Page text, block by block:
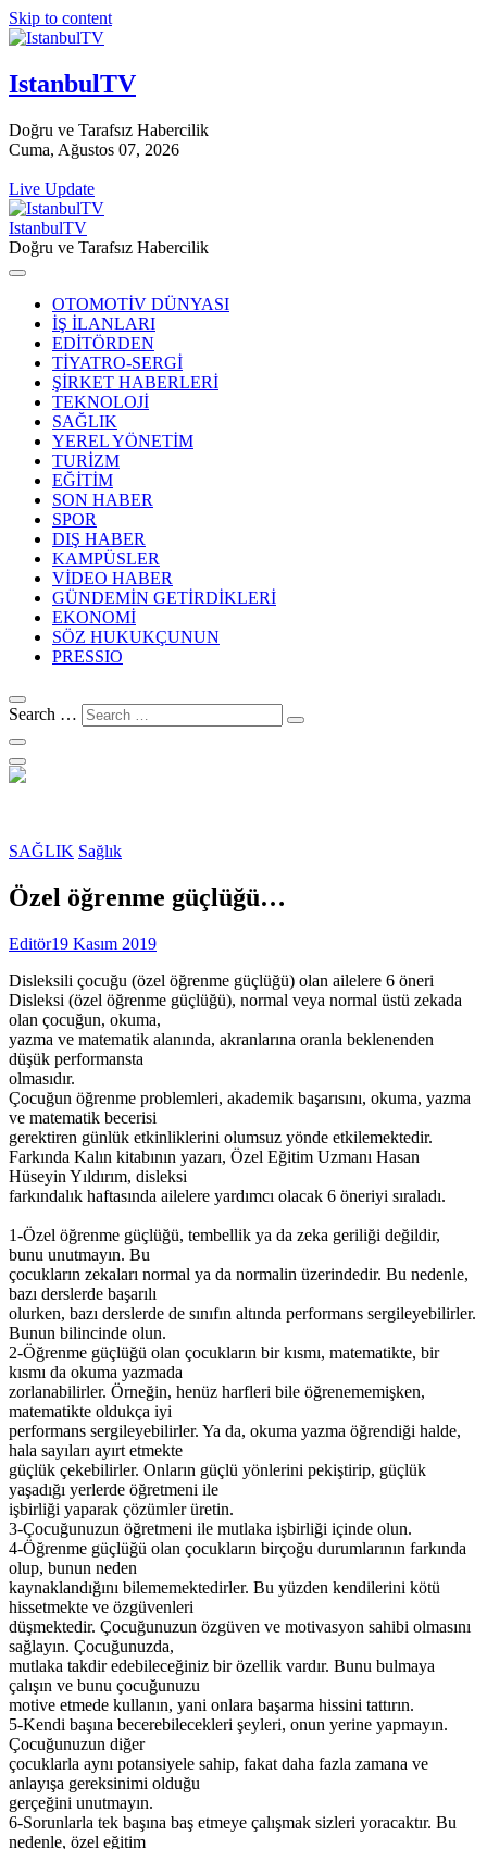
Skip to content
IstanbulTV
Doğru ve Tarafsız Habercilik
Cuma, Ağustos 07, 2026
Live Update
IstanbulTV
Doğru ve Tarafsız Habercilik
OTOMOTİV DÜNYASI
İŞ İLANLARI
EDİTÖRDEN
TİYATRO-SERGİ
ŞİRKET HABERLERİ
TEKNOLOJİ
SAĞLIK
YEREL YÖNETİM
TURİZM
EĞİTİM
SON HABER
SPOR
DIŞ HABER
KAMPÜSLER
VİDEO HABER
GÜNDEMİN GETİRDİKLERİ
EKONOMİ
SÖZ HUKUKÇUNUN
PRESSIO
Search …
SAĞLIK Sağlık
Özel öğrenme güçlüğü…
Editör19 Kasım 2019
Disleksili çocuğu (özel öğrenme güçlüğü) olan ailelere 6 öneri
Disleksi (özel öğrenme güçlüğü), normal veya normal üstü zekada
olan çocuğun, okuma,
yazma ve matematik alanında, akranlarına oranla beklenenden
düşük performansta
olmasıdır.
Çocuğun öğrenme problemleri, akademik başarısını, okuma, yazma
ve matematik becerisi
gerektiren günlük etkinliklerini olumsuz yönde etkilemektedir.
Farkında Kalın kitabının yazarı, Özel Eğitim Uzmanı Hasan
Hüseyin Yıldırım, disleksi
farkındalık haftasında ailelere yardımcı olacak 6 öneriyi sıraladı.
1-Özel öğrenme güçlüğü, tembellik ya da zeka geriliği değildir,
bunu unutmayın. Bu
çocukların zekaları normal ya da normalin üzerindedir. Bu nedenle,
bazı derslerde başarılı
olurken, bazı derslerde de sınıfın altında performans sergileyebilirler.
Bunun bilincinde olun.
2-Öğrenme güçlüğü olan çocukların bir kısmı, matematikte, bir
kısmı da okuma yazmada
zorlanabilirler. Örneğin, henüz harfleri bile öğrenememişken,
matematikte oldukça iyi
performans sergileyebilirler. Ya da, okuma yazma öğrendiği halde,
hala sayıları ayırt etmekte
güçlük çekebilirler. Onların güçlü yönlerini pekiştirip, güçlük
yaşadığı yerlerde öğretmeni ile
işbirliği yaparak çözümler üretin.
3-Çocuğunuzun öğretmeni ile mutlaka işbirliği içinde olun.
4-Öğrenme güçlüğü olan çocukların birçoğu durumlarının farkında
olup, bunun neden
kaynaklandığını bilememektedirler. Bu yüzden kendilerini kötü
hissetmekte ve özgüvenleri
düşmektedir. Çocuğunuzun özgüven ve motivasyon sahibi olmasını
sağlayın. Çocuğunuzda,
mutlaka takdir edebileceğiniz bir özellik vardır. Bunu bulmaya
çalışın ve bunu çocuğunuzu
motive etmede kullanın, yani onlara başarma hissini tattırın.
5-Kendi başına becerebilecekleri şeyleri, onun yerine yapmayın.
Çocuğunuzun diğer
çocuklarla aynı potansiyele sahip, fakat daha fazla zamana ve
anlayışa gereksinimi olduğu
gerçeğini unutmayın.
6-Sorunlarla tek başına baş etmeye çalışmak sizleri yoracaktır. Bu
nedenle, özel eğitim